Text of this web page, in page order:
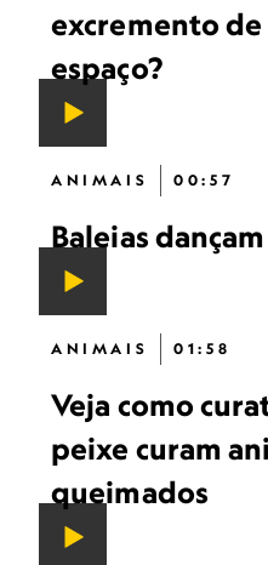
excremento
espaço?
ANIMAIS 00:57
Baleias
ANIMAIS 01:58
Veja como
peixe curam
queimados